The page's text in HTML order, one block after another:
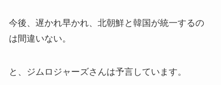
今後、遅かれ早かれ、北朝鮮と韓国が統一するの
は間違いない。
と、ジムロジャーズさんは予言しています。